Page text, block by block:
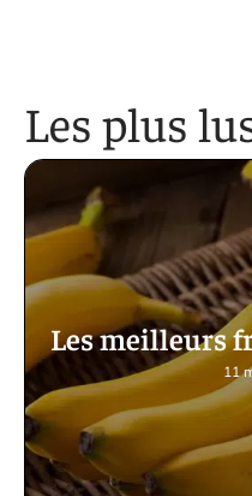
Les plus
Les meilleurs
11